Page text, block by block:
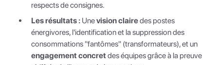
respects de consignes.
Les résultats : Unevision clairedes postes
énergivores, l'identification et la suppression des
consommations "fantômes" (transformateurs), et un
engagement concretdes équipes grâce à la preuve